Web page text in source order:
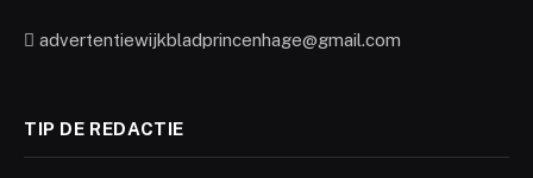
advertentiewijkbladprincenhage@gmail.com
TIP DE REDACTIE